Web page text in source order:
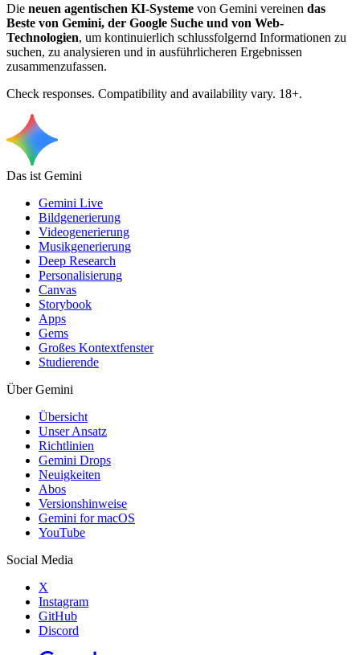
Die neuen agentischen KI-Systeme von Gemini vereinen das
Beste von Gemini, der Google Suche und von Web-
Technologien, um kontinuierlich schlussfolgernd Informationen zu
suchen, zu analysieren und in ausführlicheren Ergebnissen
zusammenzufassen.
Check responses. Compatibility and availability vary. 18+.
Das ist Gemini
Gemini Live
Bildgenerierung
Videogenerierung
Musikgenerierung
Deep Research
Personalisierung
Canvas
Storybook
Apps
Gems
Großes Kontextfenster
Studierende
Über Gemini
Übersicht
Unser Ansatz
Richtlinien
Gemini Drops
Neuigkeiten
Abos
Versionshinweise
Gemini for macOS
YouTube
Social Media
X
Instagram
GitHub
Discord